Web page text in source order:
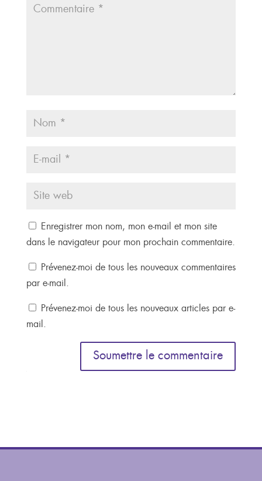
Enregistrer mon nom, mon e-mail et mon site
dans le navigateur pour mon prochain commentaire.
Prévenez-moi de tous les nouveaux commentaires
par e-mail.
Prévenez-moi de tous les nouveaux articles par e-
mail.
Soumettre le commentaire